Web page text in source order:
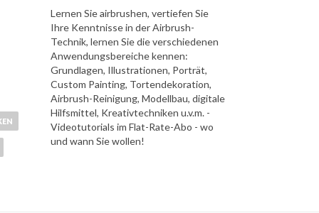
Lernen Sie airbrushen, vertiefen Sie
Ihre Kenntnisse in der Airbrush-
Technik, lernen Sie die verschiedenen
Anwendungsbereiche kennen:
Grundlagen, Illustrationen, Porträt,
Custom Painting, Tortendekoration,
Airbrush-Reinigung, Modellbau, digitale
Hilfsmittel, Kreativtechniken u.v.m. -
Videotutorials im Flat-Rate-Abo - wo
und wann Sie wollen!